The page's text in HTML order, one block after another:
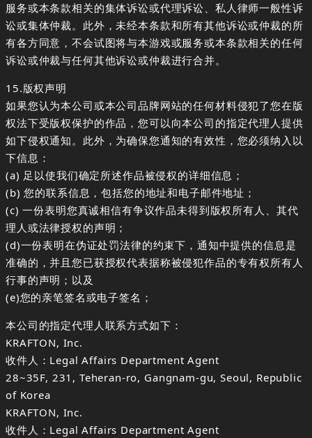
服务或本条款相关的集体诉讼或代理诉讼、私人律师一般性诉
讼或集体仲裁。此外，未经本条款和所有其他诉讼或仲裁的所
有各方同意，不会试图将与本游戏或服务或本条款相关的任何
诉讼或仲裁与任何其他诉讼或仲裁进行合并。
15.版权声明
如果您认为本公司或本公司品牌网站的任何材料侵犯了您在版
权法下受版权保护的作品，您可以向本公司的指定代理人提供
如下侵权通知。此外，为确保您通知的有效性，您必须纳入以
下信息：
(a) 足以使我们确定所述作品被侵权的详细信息；
(b) 您的联系信息，包括您的地址和电子邮件地址；
(c) 一份表明您真诚相信有争议作品未得到版权所有人、其代
理人或法律授权的声明；
(d)一份表明在伪证处罚法律的约束下，通知中提供的信息是
准确的，并且您已获授权代表据称被侵犯作品的专有权所有人
行事的声明；以及
(e)您的亲笔签名或电子签名；
本公司的指定代理人联系方式如下：
KRAFTON, Inc.
收件人：Legal Affairs Department Agent
28~35F, 231, Teheran-ro, Gangnam-gu, Seoul, Republic
of Korea
KRAFTON, Inc.
收件人：Legal Affairs Department Agent